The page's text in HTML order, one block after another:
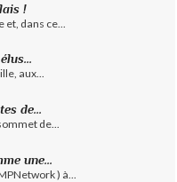
!
dans ce...
aux...
de...
de...
une...
) à...